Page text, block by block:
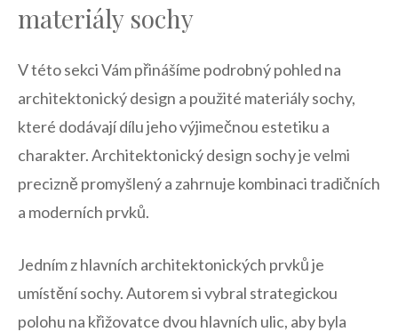
materiály sochy
V této⁣ sekci Vám ⁣přinášíme podrobný pohled na
architektonický design a použité materiály sochy,
které‍ dodávají dílu jeho výjimečnou estetiku a
charakter. Architektonický design ‍sochy je velmi
precizně promyšlený a‌ zahrnuje kombinaci‍ tradičních
⁣a moderních prvků.
Jedním z ​hlavních architektonických prvků‍ je
umístění sochy. Autorem si vybral strategickou
polohu na křižovatce dvou⁣ hlavních ulic, aby ‍byla